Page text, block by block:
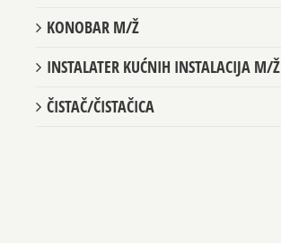
KONOBAR M/Ž
INSTALATER KUĆNIH INSTALACIJA M/Ž
ČISTAČ/ČISTAČICA